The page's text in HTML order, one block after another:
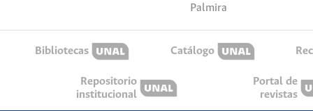
Palmira
Bibliotecas Catálogo
Repositorio
institucional
Portal de
revistas